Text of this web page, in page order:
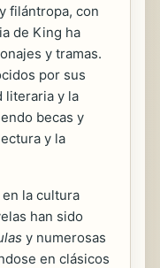
filántropa, con
de King ha
y tramas.
por sus
literaria y la
becas y
y la
la cultura
han sido
y numerosas
en clásicos